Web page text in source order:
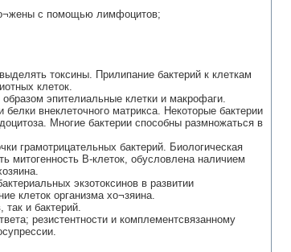
с помощью лимфоцитов;
токсины. Прилипание бактерий к клеткам
клеток.
эпителиальные клетки и макрофаги.
внеклеточного матрикса. Некоторые бактерии
Многие бактерии способны размножаться в
грамотрицательных бактерий. Биологическая
митогенность В-клеток, обусловлена наличием
экзотоксинов в развитии
клеток организма хо¬зяина.
и бактерий.
резистентности и комплементсвязанному